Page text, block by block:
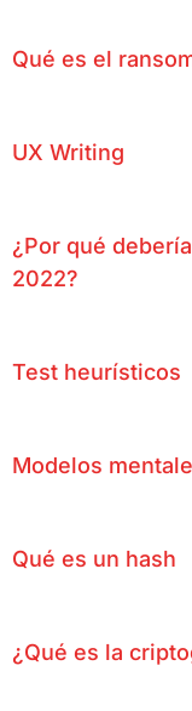
Qué es el
UX Writing
¿Por qué
2022?
Test heurísticos
Modelos
Qué es un hash
¿Qué es la